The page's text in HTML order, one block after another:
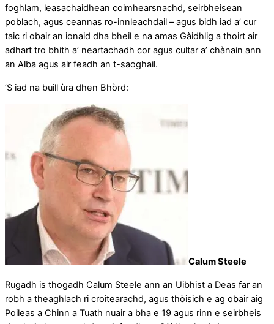
foghlam, leasachaidhean coimhearsnachd, seirbheisean
poblach, agus ceannas ro-innleachdail – agus bidh iad a’ cur
taic ri obair an ionaid dha bheil e na amas Gàidhlig a thoirt air
adhart tro bhith a’ neartachadh cor agus cultar a’ chànain ann
an Alba agus air feadh an t-saoghail.
’S iad na buill ùra dhen Bhòrd:
Calum Steele
Rugadh is thogadh Calum Steele ann an Uibhist a Deas far an
robh a theaghlach ri croitearachd, agus thòisich e ag obair aig
Poileas a Chinn a Tuath nuair a bha e 19 agus rinn e seirbheis